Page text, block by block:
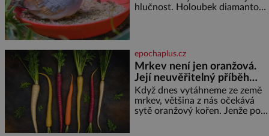
Oddělte žloutky od bílků.
vznikl hladký
hlučnost. Holoubek diamantový
chovatele začátečníky. Jedná
se o nenáročného klidného
ptáčka, který většinu dne jen
posedává. Hodně času tráví na
zemi, kde sbírá zbytky semínek
Jeho domovinou je prakticky
celá Austrálie s výjimkou
epochaplus.cz
Mrkev není jen oranžová.
Její neuvěřitelný příběh
začíná fialovou barvou
Když dnes vytáhneme ze země
mrkev, většina z nás očekává
sytě oranžový kořen. Jenže po